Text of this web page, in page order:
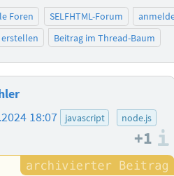
Foren SELFHTML-Forum
Beitrag im Thread-Baum
18:07 javascript node.js
+1